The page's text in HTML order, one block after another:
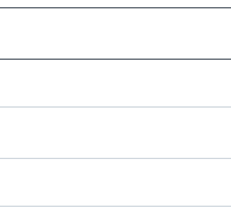
ダクト「Yoom」**: SaaS連
、請求書処理、日報作成など
国内利用社数20,000社超、
すべての自動化技術を1プラ